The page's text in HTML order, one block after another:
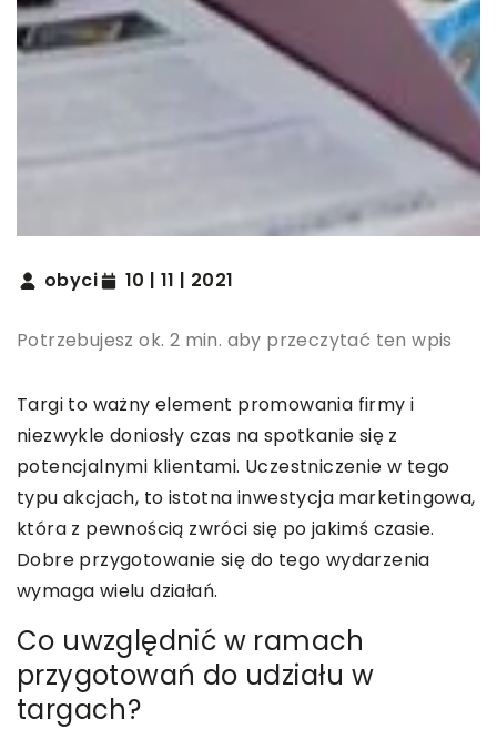
obyci 10 | 11 | 2021
Potrzebujesz ok. 2 min. aby przeczytać ten wpis
Targi to ważny element promowania firmy i
niezwykle doniosły czas na spotkanie się z
potencjalnymi klientami. Uczestniczenie w tego
typu akcjach, to istotna inwestycja marketingowa,
która z pewnością zwróci się po jakimś czasie.
Dobre przygotowanie się do tego wydarzenia
wymaga wielu działań.
Co uwzględnić w ramach
przygotowań do udziału w
targach?